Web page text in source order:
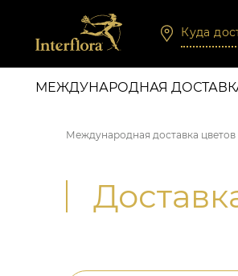
Куда
МЕЖДУНАРОДНАЯ
Международная доставка